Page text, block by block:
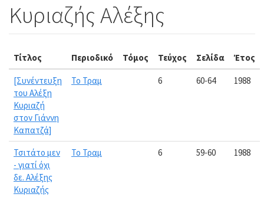
Κυριαζής Αλέξης
Τίτλος Περιοδικό Τόμος Τεύχος Σελίδα Έτος
[Συνέντευξη
του Αλέξη
Κυριαζή
στον Γιάννη
Καπατζά]
Το Τραμ 6 60-64 1988
Τσιτάτο μεν
- γιατί όχι
δε. Αλέξης
Κυριαζής
Το Τραμ 6 59-60 1988